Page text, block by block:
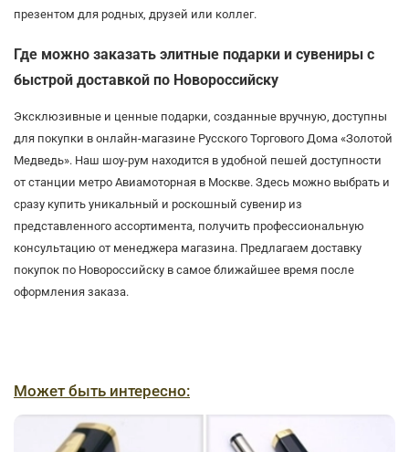
презентом для родных, друзей или коллег.
Где можно заказать элитные подарки и сувениры с
быстрой доставкой по Новороссийску
Эксклюзивные и ценные подарки, созданные вручную, доступны
для покупки в онлайн-магазине Русского Торгового Дома «Золотой
Медведь». Наш шоу-рум находится в удобной пешей доступности
от станции метро Авиамоторная в Москве. Здесь можно выбрать и
сразу купить уникальный и роскошный сувенир из
представленного ассортимента, получить профессиональную
консультацию от менеджера магазина. Предлагаем доставку
покупок по Новороссийску в самое ближайшее время после
оформления заказа.
Может быть интересно: